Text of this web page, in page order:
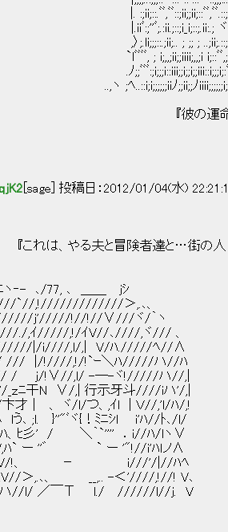
ﾞﾞ::;ii;;ii;::ﾞﾞ,ﾞﾞ
ヾ
; ;; ;
i;::ﾞﾞ,; ,ﾞ
ﾞﾞﾞ;;
ﾉ;;ii;;ﾉiiii;;;;;;i;i::..ﾍ;
を、少しずつ変え
[sage] 投稿日：2012/01/04(水)
夫と冒険者達と…街の人々が織
､/77, ､ ＿＿ jｼ
`//,!/////////////＞,.､、
j'/////!//!//
./,ｲ/////,!/ｲV//､
|/i////,l/,| V/ﾊ
/// |/!////,!/!`
/ j/!∨//,l/ -―-
ﾆ干N ∨/,| 行示牙斗
才｜ 、 ヾ/l/つ、
､ ;l. }''"ﾞヾ{！ﾐﾆｼl
ﾋ彡' / ＼｀`'''' ．
ﾊ` ー ''゛ ` ー
－ i///'/|//ﾊﾍ >
,.､、 __,.. -
／￣Τ l./